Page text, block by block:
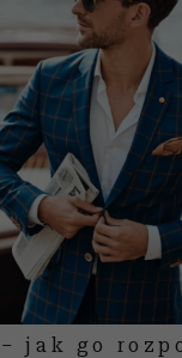
cookie do
funkcje
naszej witrynie.
witryny,
reklamowym i
te
lub
jak go